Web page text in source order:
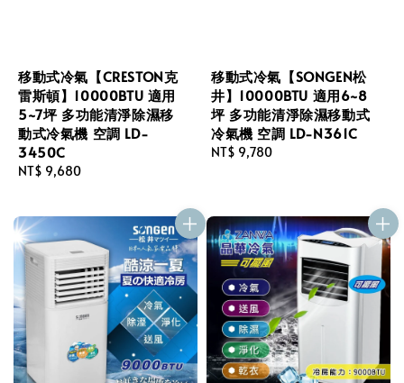
移動式冷氣【CRESTON克
雷斯頓】10000BTU 適用
5~7坪 多功能清淨除濕移
動式冷氣機 空調 LD-
3450C
Regular
NT$ 9,680
移動式冷氣【SONGEN松
井】10000BTU 適用6~8
坪 多功能清淨除濕移動式
冷氣機 空調 LD-N361C
Regular
NT$ 9,780